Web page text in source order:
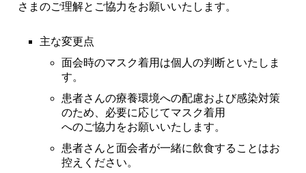
さまのご理解とご協力をお願いいたします。
主な変更点
面会時のマスク着用は個人の判断といたしま
す。
患者さんの療養環境への配慮および感染対策
のため、必要に応じてマスク着用
へのご協力をお願いいたします。
患者さんと面会者が一緒に飲食することはお
控えください。